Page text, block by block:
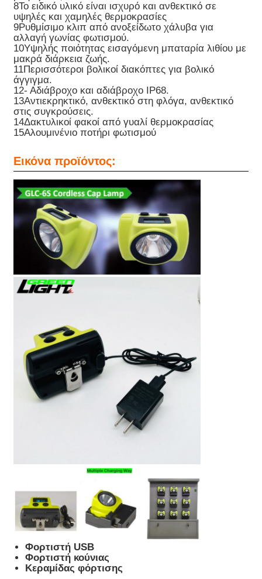
Επαναφορτιζόμενα λαμπτήρες καπάκις εξορυκτικών
υπόγεια λαμπτήρα καλώδιο χωρίς καπάκι
Φώτα εξόρυξης άνθρακα
Αεροπορικά φώτα
Φωτοβολταϊκό ασφαλή από έκρηξη
Βιομηχανικό φως LED
Σχάρα φορτιστή
Υπόγεια ορυχεία
Καυτά πωλώντας προϊόντα
οδηγημένο προειδοποιώντας φως
Φορητή παροχή ηλεκτρικού ρεύματος ενεργειακής
LED High Bay Light
8Το ειδικό υλικό είναι ισχυρό και ανθεκτικό σε
υψηλές και χαμηλές θερμοκρασίες
9Ρυθμίσιμο κλιπ από ανοξείδωτο χάλυβα για
αλλαγή γωνίας φωτισμού.
10Υψηλής ποιότητας εισαγόμενη μπαταρία λιθίου με
μακρά διάρκεια ζωής.
11Περισσότεροι βολικοί διακόπτες για βολικό
άγγιγμα.
12- Αδιάβροχο και αδιάβροχο IP68.
13Αντιεκρηκτικό, ανθεκτικό στη φλόγα, ανθεκτικό
στις συγκρούσεις.
14Δακτυλικοί φακοί από γυαλί θερμοκρασίας
15Αλουμινένιο ποτήρι φωτισμού
Εικόνα προϊόντος:
Φορτιστή USB
Φορτιστή κούνιας
Κεραμίδας φόρτισης